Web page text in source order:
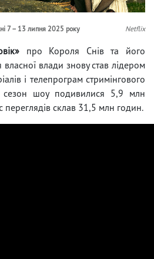
7 – 13 липня 2025 року Netflix
про Короля Снів та його
влади знову став лідером
і телепрограм стримінгового
сезон шоу подивилися 5,9 млн
переглядів склав 31,5 млн годин.